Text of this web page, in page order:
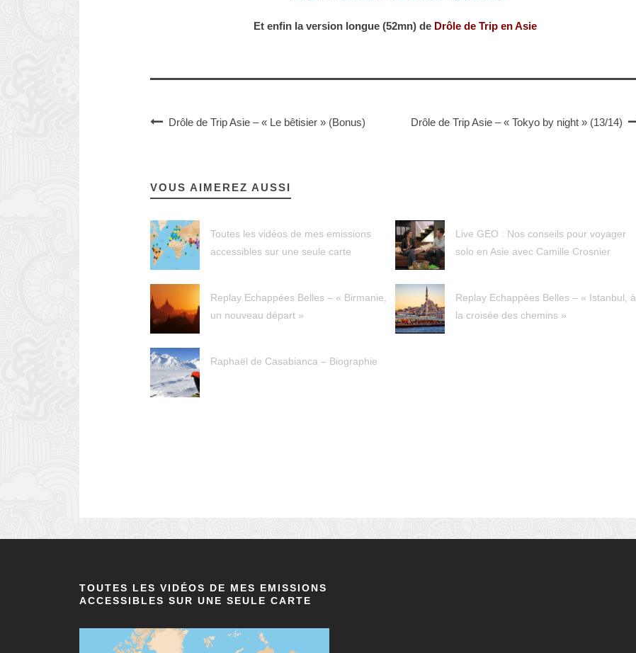
Et enfin la version longue (52mn) de Drôle de Trip en Asie
Drôle de Trip Asie – « Le bêtisier » (Bonus) Drôle de Trip Asie – « Tokyo by night » (13/14)
VOUS AIMEREZ AUSSI
Toutes les vidéos de mes emissions
accessibles sur une seule carte
Live GEO : Nos conseils pour voyager
solo en Asie avec Camille Crosnier
Replay Echappées Belles – « Birmanie,
un nouveau départ »
Replay Echappées Belles – « Istanbul, à
la croisée des chemins »
Raphaël de Casabianca – Biographie
TOUTES LES VIDÉOS DE MES EMISSIONS
ACCESSIBLES SUR UNE SEULE CARTE